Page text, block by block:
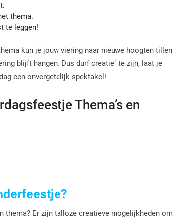
thema.
te leggen!
kun je jouw viering naar nieuwe hoogten tillen
blijft hangen. Dus durf creatief te zijn, laat je
een onvergetelijk spektakel!
Thema’s en
thema? Er zijn talloze creatieve mogelijkheden om